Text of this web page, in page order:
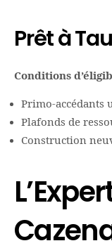
Prêt à
Conditions
Primo-accédants
Plafonds de
Construction